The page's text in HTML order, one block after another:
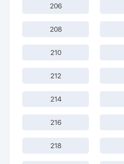
206
208
210
212
214
216
218